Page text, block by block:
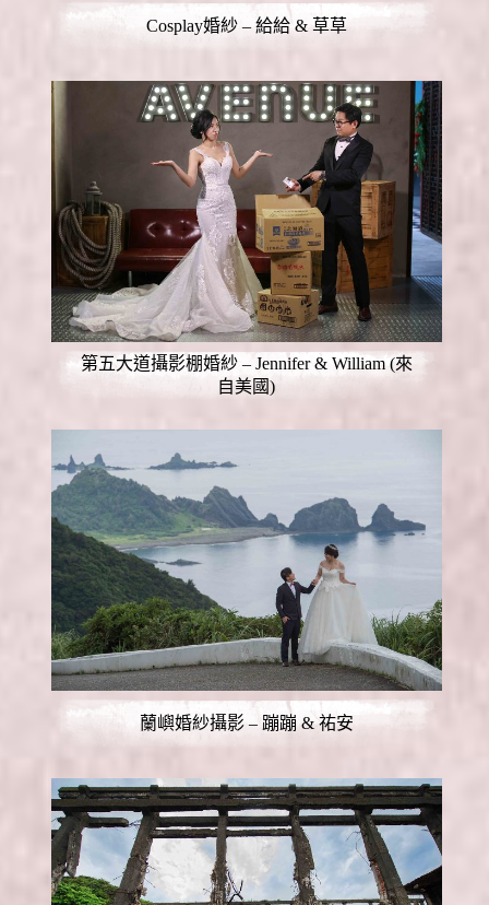
Cosplay婚紗 – 給給 & 草草
第五大道攝影棚婚紗 – Jennifer & William (來
自美國)
蘭嶼婚紗攝影 – 蹦蹦 & 祐安